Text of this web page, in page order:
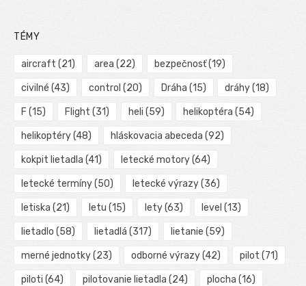
TÉMY
aircraft (21) area (22) bezpečnosť(19)
civilné (43) control (20) Dráha (15) dráhy(18)
F (15) Flight (31) heli (59) helikoptéra (54)
helikoptéry(48) hláskovacia abeceda (92)
kokpit lietadla (41) letecké motory(64)
letecké termíny(50) letecké výrazy(36)
letiska (21) letu (15) lety(63) level (13)
lietadlo (58) lietadlá (317) lietanie (59)
merné jednotky(23) odborné výrazy(42) pilot (71)
piloti (64) pilotovanie lietadla (24) plocha (16)